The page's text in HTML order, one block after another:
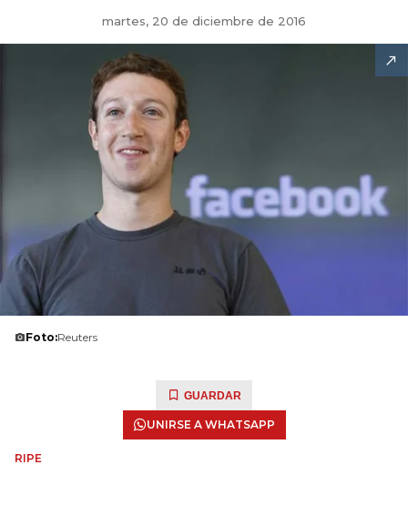
martes, 20 de diciembre de 2016
Foto:Reuters
GUARDAR
UNIRSE A WHATSAPP
RIPE